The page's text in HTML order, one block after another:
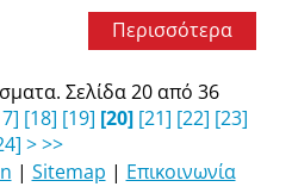
Περισσότερα
Σελίδα 20 από 36
[18] [19] [20] [21] [22] [23]
> >>
| Sitemap | Επικοινωνία